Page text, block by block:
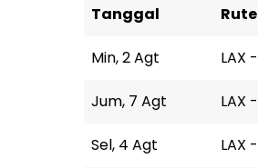
Tanggal
Rute
Min, 2 Agt LAX
Jum, 7 Agt
LAX
Sel, 4 Agt
LAX